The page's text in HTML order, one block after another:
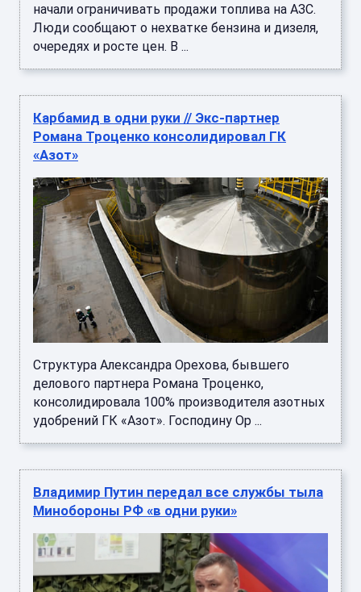
начали ограничивать продажи топлива на АЗС.
Люди сообщают о нехватке бензина и дизеля,
очередях и росте цен. В ...
Карбамид в одни руки // Экс-партнер
Романа Троценко консолидировал ГК
«Азот»
Структура Александра Орехова, бывшего
делового партнера Романа Троценко,
консолидировала 100% производителя азотных
удобрений ГК «Азот». Господину Ор ...
Владимир Путин передал все службы тыла
Минобороны РФ «в одни руки»